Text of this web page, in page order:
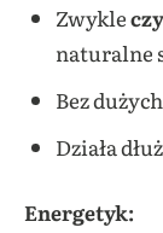
Zwykle
naturalne
Bez
Działa
Energetyk: